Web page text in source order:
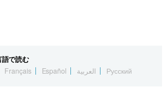
で読む
Français Español العربية Русский